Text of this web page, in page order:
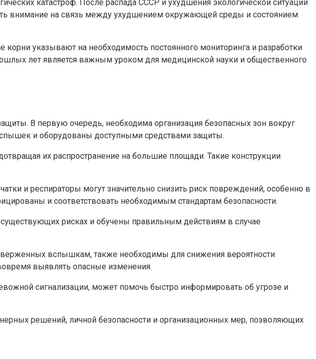
катастроф. После распада СССР и ухудшения экологической ситуации
внимание на связь между ухудшением окружающей среды и состоянием
указывают на необходимость постоянного мониторинга и разработки
лет является важным уроком для медицинской науки и общественного
В первую очередь, необходима организация безопасных зон вокруг
и оборудованы доступными средствами защиты.
их распространение на большие площади. Такие конструкции
и респираторы могут значительно снизить риск повреждений, особенно в
и соответствовать необходимым стандартам безопасности.
рисках и обучены правильным действиям в случае
вспышкам, также необходимы для снижения вероятности
выявлять опасные изменения.
сигнализации, может помочь быстро информировать об угрозе и
решений, личной безопасности и организационных мер, позволяющих